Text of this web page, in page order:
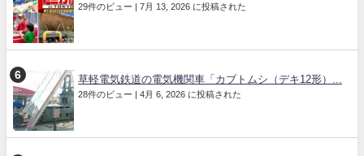
29件のビュー | 7月 13, 2026 に投稿された
草軽電気鉄道の電気機関車「カブトムシ（デキ12形）...
28件のビュー | 4月 6, 2026 に投稿された